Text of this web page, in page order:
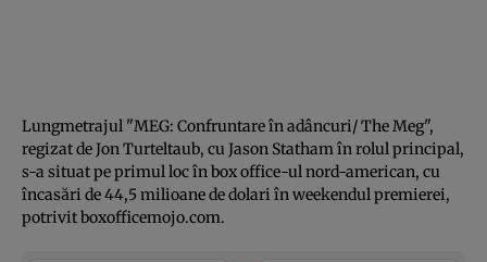
Lungmetrajul "MEG: Confruntare în adâncuri/ The Meg",
regizat de Jon Turteltaub, cu Jason Statham în rolul principal,
s-a situat pe primul loc în box office-ul nord-american, cu
încasări de 44,5 milioane de dolari în weekendul premierei,
potrivit boxofficemojo.com.